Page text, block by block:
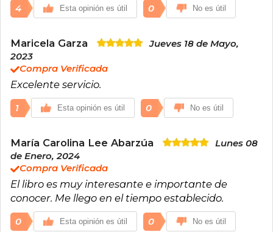
4 Esta opinión es útil 0 No es útil
Maricela Garza
Jueves 18 de Mayo,
2023
Compra Verificada
Excelente servicio.
1 Esta opinión es útil 0 No es útil
María Carolina Lee Abarzúa
Lunes 08
de Enero, 2024
Compra Verificada
El libro es muy interesante e importante de
conocer. Me llego en el tiempo establecido.
0 Esta opinión es útil 0 No es útil